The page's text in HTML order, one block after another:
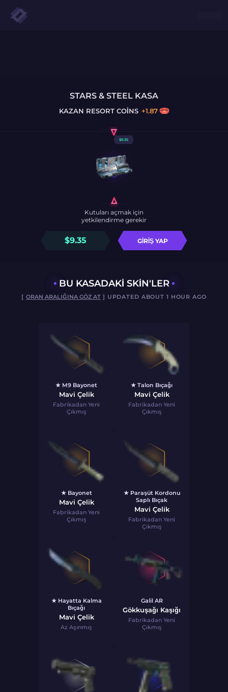
STARS & STEEL KASA
KAZAN RESORT COINS +1.87
$9.35
$9.35 GIRIŞ YAP
Kutuları açmak için
yetkilendirme gerekir
BU KASADAKI SKIN'LER
[ ORAN ARALIĞINA GÖZ AT ] UPDATED ABOUT 1 HOUR AGO
★ M9 Bayonet
Mavi Çelik
Fabrikadan Yeni
Çıkmış
★ Talon Bıçağı
Mavi Çelik
Fabrikadan Yeni
Çıkmış
★ Bayonet
Mavi Çelik
Fabrikadan Yeni
Çıkmış
★ Paraşüt Kordonu
Saplı Bıçak
Mavi Çelik
Fabrikadan Yeni
Çıkmış
★ Hayatta Kalma
Bıçağı
Mavi Çelik
Az Aşınmış
Galil AR
Gökkuşağı Kaşığı
Fabrikadan Yeni
Çıkmış